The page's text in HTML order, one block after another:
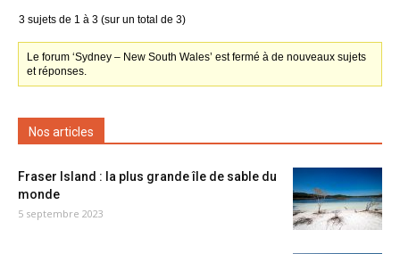
3 sujets de 1 à 3 (sur un total de 3)
Le forum ‘Sydney – New South Wales’ est fermé à de nouveaux sujets
et réponses.
Nos articles
Fraser Island : la plus grande île de sable du
monde
5 septembre 2023